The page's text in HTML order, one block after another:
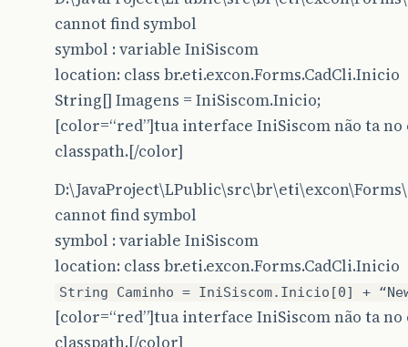
cannot find symbol
symbol : variable IniSiscom
location: class br.eti.excon.Forms.CadCli.Inicio
String[] Imagens = IniSiscom.Inicio;
[color=“red”]tua interface IniSiscom não ta no
classpath.[/color]
cannot find symbol
symbol : variable IniSiscom
location: class br.eti.excon.Forms.CadCli.Inicio
String Caminho = IniSiscom.Inicio[0] +
[color=“red”]tua interface IniSiscom não ta no